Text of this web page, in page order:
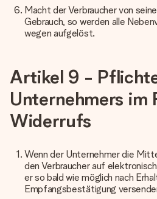
Macht der Verbraucher von
Gebrauch, so werden alle
wegen aufgelöst.
Artikel 9 -
Unternehmers im
Widerrufs
Wenn der Unternehmer die
den Verbraucher auf
er so bald wie möglich nach
Empfangsbestätigung